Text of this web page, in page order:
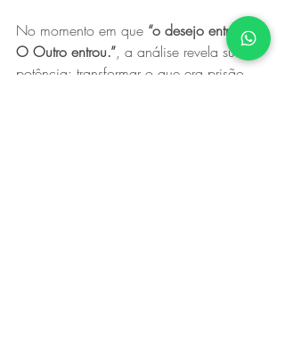
No momento em que “o desejo entrou.
O Outro entrou.”, a análise revela sua
potência: transformar o que era prisão